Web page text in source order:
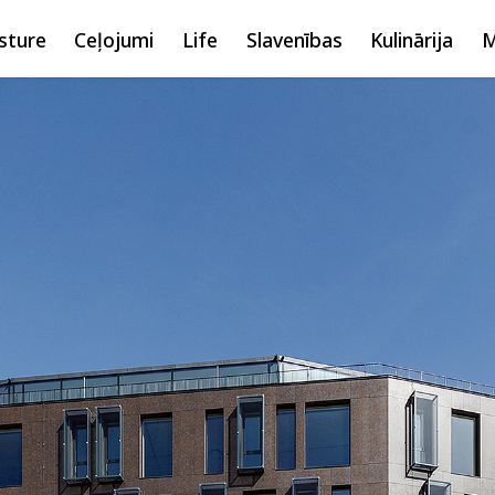
Ceļojumi Life Slavenības Kulinārija